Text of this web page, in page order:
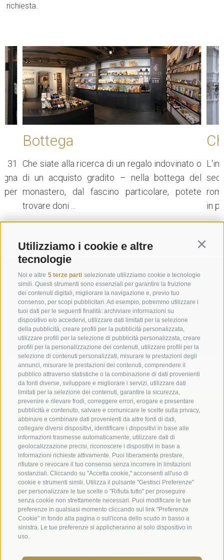
Utilizziamo i cookie e altre
tecnologie
Noi e altre 5 terze parti selezionate utilizziamo cookie e tecnologie
simili. Questi strumenti sono essenziali per garantire la fruizione
dei contenuti digitali, migliorare la navigazione e, previo tuo
consenso, per scopi pubblicitari. Ad esempio, potremmo utilizzare i
tuoi dati per le seguenti finalità: archiviare informazioni su
dispositivo e/o accedervi, utilizzare dati limitati per la selezione
della pubblicità, creare profili per la pubblicità personalizzata,
utilizzare profili per la selezione di pubblicità personalizzata, creare
profili per la personalizzazione dei contenuti, utilizzare profili per la
selezione di contenuti personalizzati, misurare le prestazioni degli
annunci, misurare le prestazioni dei contenuti, comprendere il
pubblico attraverso statistiche o la combinazione di dati provenienti
da fonti diverse, sviluppare e migliorare i servizi, utilizzare dati
limitati per la selezione dei contenuti, garantire la sicurezza,
prevenire e rilevare frodi, correggere errori, erogare e presentare
pubblicità e contenuto, salvare e comunicare le scelte sulla privacy,
abbinare e combinare dati provenienti da altre fonti di dati,
collegare diversi dispositivi, identificare i dispositivi in base alle
informazioni trasmesse automaticamente, utilizzare dati di
geolocalizzazione precisi, riconoscere i dispositivi in base a
informazioni richieste attivamente. Puoi liberamente prestare,
rifiutare o revocare il tuo consenso senza incorrere in limitazioni
sostanziali. Cliccando su "Accetta cookie," acconsenti all'uso di
cookie e strumenti simili. Utilizza il pulsante "Gestisci Preferenze"
per personalizzare le tue scelte o "Rifiuta tutto" per proseguire
senza cookie non strettamente necessari. Puoi modificare le tue
preferenze in qualsiasi momento cliccando sul link "Preferenze
Cookie" in fondo alla pagina o sull'icona dello scudo in basso a
sinistra. Le tue preferenze si applicheranno al solo dispositivo in
uso.
richiesta.
31
per
Bottega
Che siate alla ricerca di un regalo indovinato o
di un acquisto gradito – nella bottega del
monastero, dal fascino particolare, potete
trovare doni ...
in
Richiesta
info@marienberg.it
+39 0473 843980
Credits | Contributi pubblici | Mappa del sito | Cookie Policy
Privacy | Preferenze Cookies
Abbazia di Marienberg
Schlinig 1
39024 Malles
BZ - Italia
Amministrazione
Tel.+39 0473 843989
Email: verwaltung@marienberg.it